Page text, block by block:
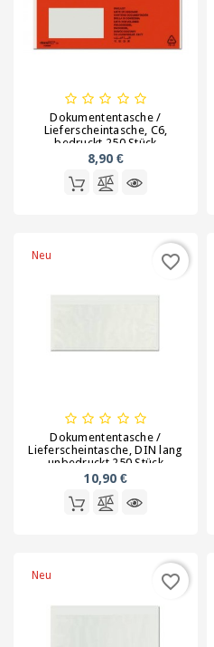
Kartonagen,
und
Klebebänder
Signalbänder
Ladungssicherung
Transportwagen
Stretchfolie
Tragetaschen
Verpackungen
und
Dokumententasche /
Lieferscheintasche, C6,
bedruckt 250 Stück
8,90 €
Neu
Dokumententasche /
Lieferscheintasche, DIN lang
unbedruckt 250 Stück
10,90 €
favorite_border
Neu favorite_border